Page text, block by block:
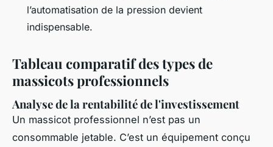
l’automatisation de la pression devient
indispensable.
Tableau comparatif des types de
massicots professionnels
Analyse de la rentabilité de l'investissement
Un massicot professionnel n’est pas un
consommable jetable. C’est un équipement conçu